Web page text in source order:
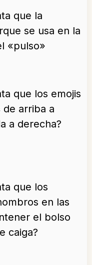
que la
se usa en la
«pulso»
que los emojis
de arriba a
a derecha?
que los
en las
el bolso
caiga?